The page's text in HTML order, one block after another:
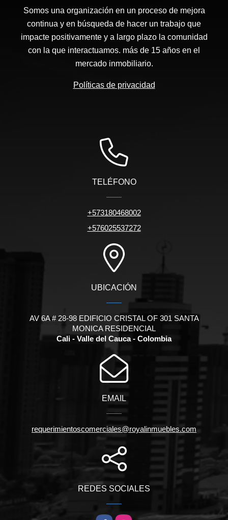
Somos una organización en un proceso de mejora
continua y en búsqueda de hacer un trabajo que
impacte positivamente y a largo plazo la comunidad
con la que interactuamos. más de 15 años en el
mercado inmobiliario.
Políticas de privacidad
TELÉFONO
+573180468002
+576025537272
UBICACIÓN
AV 6A # 28-98 EDIFICIO CRISTAL OF 301 SANTA
MONICA RESIDENCIAL
Cali - Valle del Cauca - Colombia
EMAIL
requerimientoscomerciales@royalinmuebles.com
REDES SOCIALES